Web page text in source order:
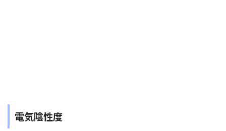
電気陰性度